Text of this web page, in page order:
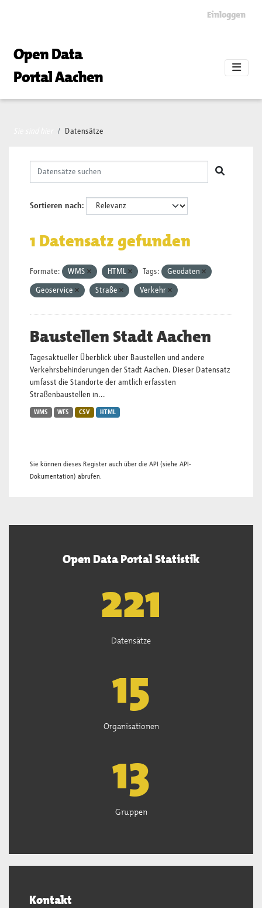
Einloggen
Open Data
Portal Aachen
Datensätze
Sortieren nach
1 Datensatz gefunden
Formate: WMS HTML Tags: Geodaten
Geoservice Straße Verkehr
Baustellen Stadt Aachen
Tagesaktueller Überblick über Baustellen und andere
Verkehrsbehinderungen der Stadt Aachen. Dieser Datensatz
umfasst die Standorte der amtlich erfassten
Straßenbaustellen in...
WMS WFS CSV HTML
Sie können dieses Register auch über die API (siehe API-
Dokumentation) abrufen.
Open Data Portal Statistik
222
Datensätze
15
Organisationen
13
Gruppen
Kontakt